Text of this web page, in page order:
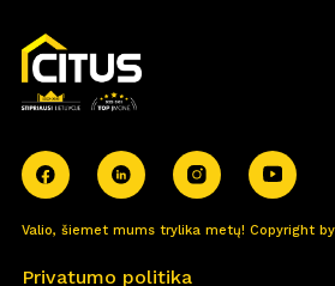
Valio, šiemet mums trylika metų! Copyright by
Privatumo politika